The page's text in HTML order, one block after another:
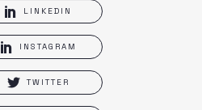
 LINKEDIN
 INSTAGRAM
 TWITTER